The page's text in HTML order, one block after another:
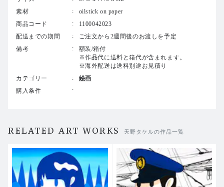
素材
oilstick on paper
商品コード
1100042023
配送までの期間
ご注文から2週間後のお渡しを予定
備考
額装/箱付
※作品代に送料と箱代が含まれます。
※海外配送は送料別途お見積り
カテゴリー
絵画
購入条件
RELATED ART WORKS 天野タケルの作品一覧